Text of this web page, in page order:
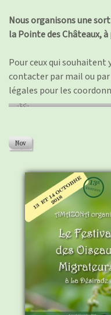
Nous organisons une
la Pointe des Châteaux,
Pour ceux qui souhaitent
contacter par mail ou
légales pour les